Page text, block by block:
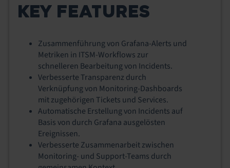
KEY FEATURES
Zusammenführung von Grafana-Alerts und
Metriken in ITSM-Workflows zur
schnelleren Bearbeitung von Incidents.
Verbesserte Transparenz durch
Verknüpfung von Monitoring-Dashboards
mit zugehörigen Tickets und Services.
Automatische Erstellung von Incidents auf
Basis von durch Grafana ausgelösten
Ereignissen.
Verbesserte Zusammenarbeit zwischen
Monitoring- und Support-Teams durch